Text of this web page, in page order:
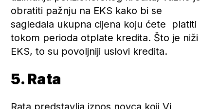
obratiti pažnju na EKS kako bi se
sagledala ukupna cijena koju ćete platiti
tokom perioda otplate kredita. Što je niži
EKS, to su povoljniji uslovi kredita.
5. Rata